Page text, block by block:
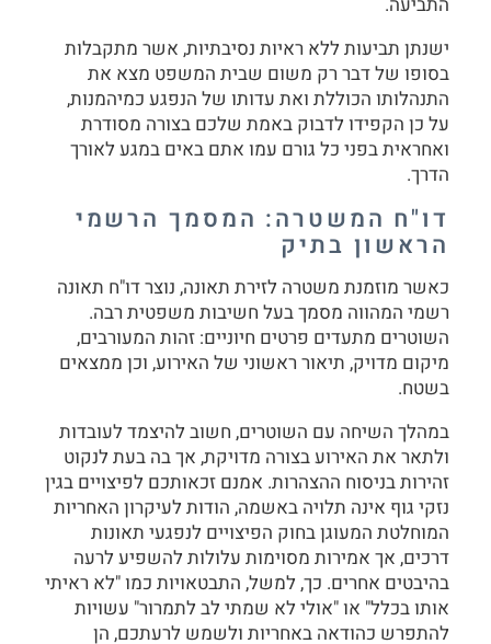
ישנתן תביעות ללא ראיות נסיבתיות, אשר מתקבלות
בסופו של דבר רק משום שבית המשפט מצא את
התנהלותו הכוללת ואת עדותו של הנפגע כמיהמנות,
על כן הקפידו לדבוק באמת שלכם בצורה מסודרת
ואחראית בפני כל גורם עמו אתם באים במגע לאורך
הדרך.
דו"ח המשטרה: המסמך הרשמי
הראשון בתיק
כאשר מוזמנת משטרה לזירת תאונה, נוצר דו"ח תאונה
רשמי המהווה מסמך בעל חשיבות משפטית רבה.
השוטרים מתעדים פרטים חיוניים: זהות המעורבים,
מיקום מדויק, תיאור ראשוני של האירוע, וכן ממצאים
בשטח.
במהלך השיחה עם השוטרים, חשוב להיצמד לעובדות
ולתאר את האירוע בצורה מדויקת, אך בה בעת לנקוט
זהירות בניסוח ההצהרות. אמנם זכאותכם לפיצויים בגין
נזקי גוף אינה תלויה באשמה, הודות לעיקרון האחריות
המוחלטת המעוגן בחוק הפיצויים לנפגעי תאונות
דרכים, אך אמירות מסוימות עלולות להשפיע לרעה
בהיבטים אחרים. כך, למשל, התבטאויות כמו "לא ראיתי
אותו בכלל" או "אולי לא שמתי לב לתמרור" עשויות
להתפרש כהודאה באחריות ולשמש לרעתכם, הן